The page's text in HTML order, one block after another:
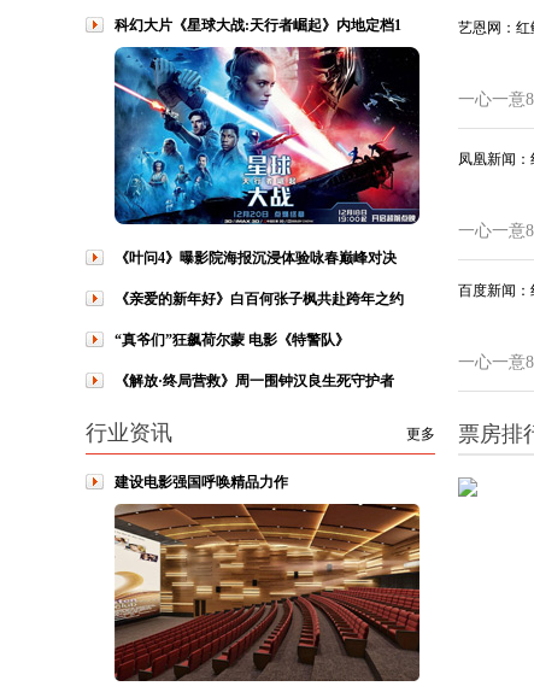
科幻大片《星球大战:天行者崛起》内地定档1
《叶问4》曝影院海报沉浸体验咏春巅峰对决
《亲爱的新年好》白百何张子枫共赴跨年之约
“真爷们”狂飙荷尔蒙 电影《特警队》
《解放·终局营救》周一围钟汉良生死守护者
更多
行业资讯
建设电影强国呼唤精品力作
艺恩网：红
一心一意
凤凰新闻
一心一意
百度新闻
一心一意
票房排